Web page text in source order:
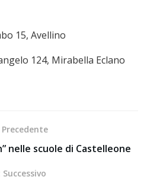
15, Avellino
124, Mirabella Eclano
nelle scuole di Castelleone
Successivo